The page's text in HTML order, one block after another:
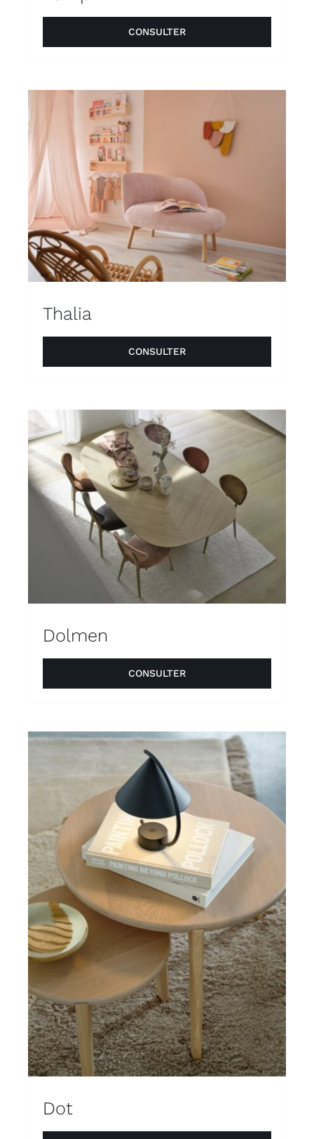
CONSULTER
Thalia
CONSULTER
Dolmen
CONSULTER
Dot